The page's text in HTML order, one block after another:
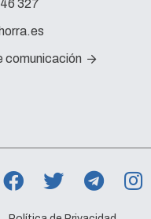
327
comunicación